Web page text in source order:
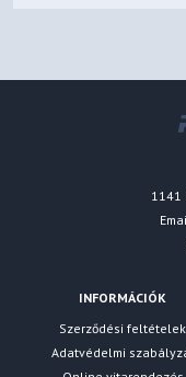
1141
INFORMÁCIÓK
Szerződési feltételek
Adatvédelmi